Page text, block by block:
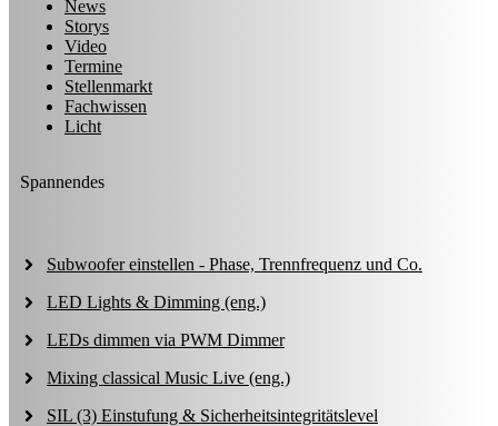
News
Storys
Video
Termine
Stellenmarkt
Fachwissen
Licht
Spannendes
Subwoofer einstellen - Phase, Trennfrequenz und Co.
LED Lights & Dimming (eng.)
LEDs dimmen via PWM Dimmer
Mixing classical Music Live (eng.)
SIL (3) Einstufung & Sicherheitsintegritätslevel